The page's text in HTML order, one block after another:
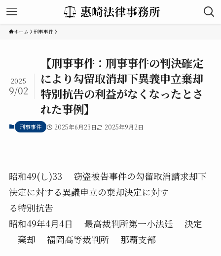
ホーム 刑事事件
【刑事事件：刑事事件の判決確定
により勾留取消却下異義申立棄却
特別抗告の利益がなくなったとさ
れた事例】
2025
9/02
刑事事件 2025年6月23日 2025年9月2日
昭和49(し)33 窃盗被告事件の勾留取消請求却下
決定に対する異議申立の棄却決定に対す
る特別抗告
昭和49年4月4日 最高裁判所第一小法廷 決定
棄却 福岡高等裁判所 那覇支部